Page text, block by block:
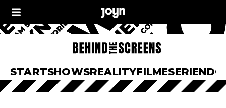
STARTSHOWSREALITYFILMESERIEN